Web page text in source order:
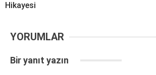
Hikayesi
YORUMLAR
Bir yanıt yazın